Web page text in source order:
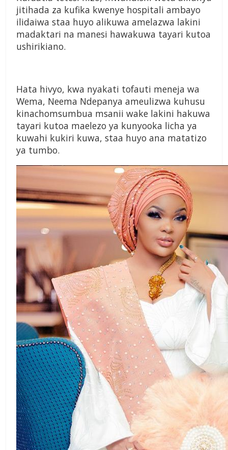
jitihada za kufika kwenye hospitali ambayo
ilidaiwa staa huyo alikuwa amelazwa lakini
madaktari na manesi hawakuwa tayari kutoa
ushirikiano.
Hata hivyo, kwa nyakati tofauti meneja wa
Wema, Neema Ndepanya ameulizwa kuhusu
kinachomsumbua msanii wake lakini hakuwa
tayari kutoa maelezo ya kunyooka licha ya
kuwahi kukiri kuwa, staa huyo ana matatizo
ya tumbo.